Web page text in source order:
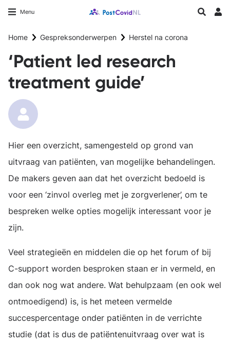
gaan
Menu Longfonds homepageZoeken
Home Gespreksonderwerpen Herstel na corona
‘Patient led research
treatment guide’
Hier een overzicht, samengesteld op grond van
uitvraag van patiënten, van mogelijke behandelingen.
De makers geven aan dat het overzicht bedoeld is
voor een ‘zinvol overleg met je zorgverlener’, om te
bespreken welke opties mogelijk interessant voor je
zijn.
Veel strategieën en middelen die op het forum of bij
C-support worden besproken staan er in vermeld, en
dan ook nog wat andere. Wat behulpzaam (en ook wel
ontmoedigend) is, is het meteen vermelde
succespercentage onder patiënten in de verrichte
studie (dat is dus de patiëntenuitvraag over wat is